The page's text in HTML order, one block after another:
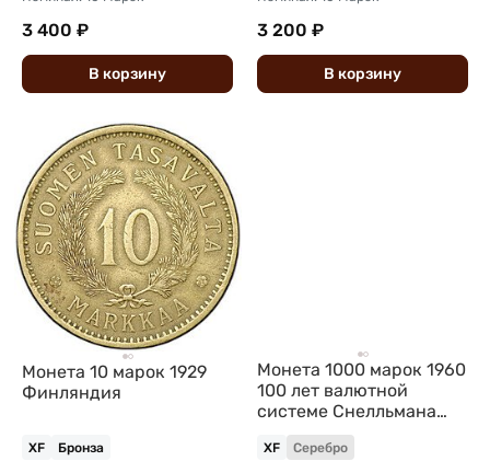
3 400 ₽
В корзину
3 200 ₽
В корзину
Монета 10 марок 1929
Финляндия
XF Бронза
Монета 1000 марок 1960
100 лет валютной
системе Снелльмана
Финляндия
XF Серебро